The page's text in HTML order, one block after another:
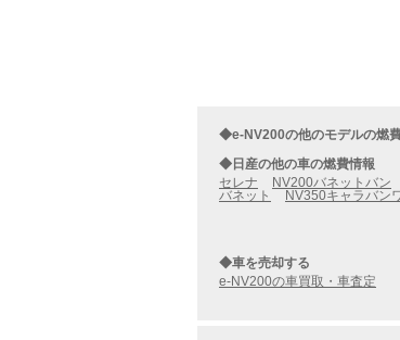
◆e-NV200の他のモデルの燃
◆日産の他の車の燃費情報
セレナ
NV200バネットバン
バネット
NV350キャラバン
◆車を売却する
e-NV200の車買取・車査定